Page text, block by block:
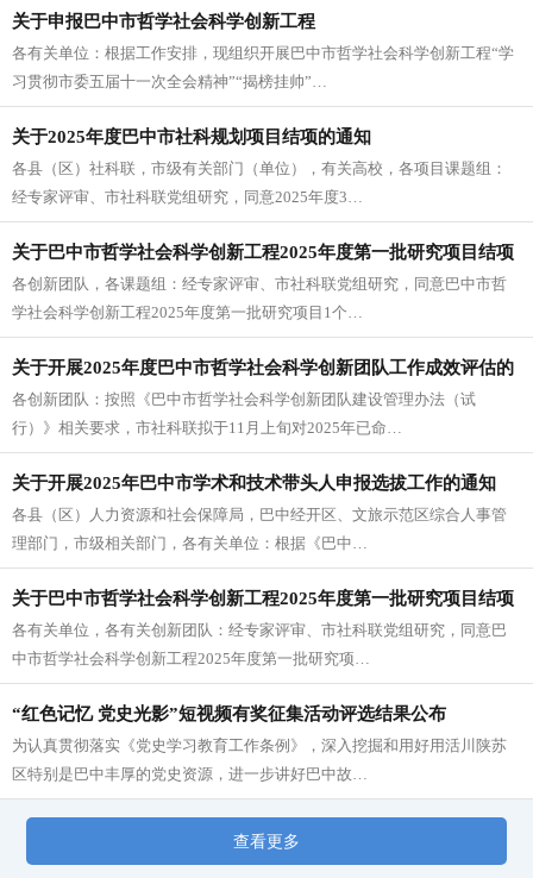
关于申报巴中市哲学社会科学创新工程
各有关单位：根据工作安排，现组织开展巴中市哲学社会科学创新工程“学
习贯彻市委五届十一次全会精神”“揭榜挂帅”…
关于2025年度巴中市社科规划项目结项的通知
各县（区）社科联，市级有关部门（单位），有关高校，各项目课题组：
经专家评审、市社科联党组研究，同意2025年度3…
关于巴中市哲学社会科学创新工程2025年度第一批研究项目结项
和第二批文旅融合发展“揭榜挂帅”研究项目结项的通知
各创新团队，各课题组：经专家评审、市社科联党组研究，同意巴中市哲
学社会科学创新工程2025年度第一批研究项目1个…
关于开展2025年度巴中市哲学社会科学创新团队工作成效评估的
通知
各创新团队：按照《巴中市哲学社会科学创新团队建设管理办法（试
行）》相关要求，市社科联拟于11月上旬对2025年已命…
关于开展2025年巴中市学术和技术带头人申报选拔工作的通知
各县（区）人力资源和社会保障局，巴中经开区、文旅示范区综合人事管
理部门，市级相关部门，各有关单位：根据《巴中…
关于巴中市哲学社会科学创新工程2025年度第一批研究项目结项
的通知
各有关单位，各有关创新团队：经专家评审、市社科联党组研究，同意巴
中市哲学社会科学创新工程2025年度第一批研究项…
“红色记忆 党史光影”短视频有奖征集活动评选结果公布
为认真贯彻落实《党史学习教育工作条例》，深入挖掘和用好用活川陕苏
区特别是巴中丰厚的党史资源，进一步讲好巴中故…
查看更多